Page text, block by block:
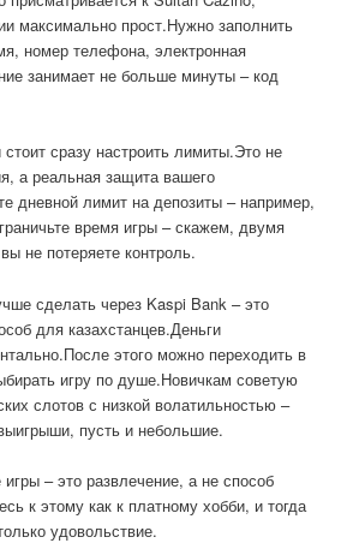
максимально прост.Нужно заполнить
номер телефона, электронная
занимает не больше минуты – код
стоит сразу настроить лимиты.Это не
а реальная защита вашего
дневной лимит на депозиты – например,
время игры – скажем, двумя
не потеряете контроль.
сделать через Kaspi Bank – это
для казахстанцев.Деньги
этого можно переходить в
игру по душе.Новичкам советую
слотов с низкой волатильностью –
пусть и небольшие.
– это развлечение, а не способ
к этому как к платному хобби, и тогда
удовольствие.